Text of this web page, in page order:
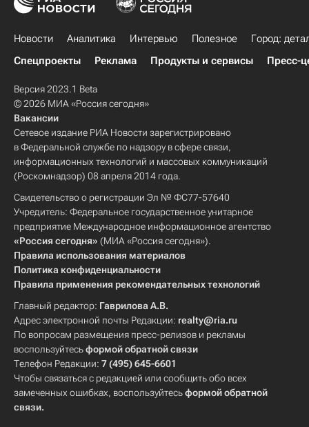
Новости Аналитика Интервью Полезное
Город:
Спецпроекты
Реклама Продукты и сервисы Пресс-
Версия 2023.1 Beta
© 2026 МИА «Россия сегодня»
Вакансии
Сетевое издание РИА Новости зарегистрировано
в Федеральной службе по надзору в сфере связи,
информационных технологий и массовых коммуникаций
(Роскомнадзор) 08 апреля 2014 года.
Свидетельство о регистрации Эл № ФС77-57640
Учредитель: Федеральное государственное унитарное
предприятие Международное информационное агентство
«Россия сегодня» (МИА «Россия сегодня»).
Правила использования материалов
Политика конфиденциальности
Правила применения рекомендательных технологий
Главный редактор: Гаврилова А.В.
Адрес электронной почты Редакции: realty@ria.ru
По вопросам размещения пресс-релизов и рекламы
воспользуйтесьформой обратной связи
Телефон Редакции: 7 (495) 645-6601
Чтобы связаться с редакцией или сообщить обо всех
замеченных ошибках, воспользуйтесьформой обратной
связи.